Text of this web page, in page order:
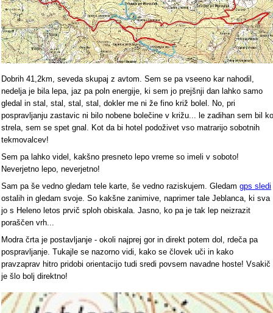
Dobrih 41,2km, seveda skupaj z avtom. Sem se pa vseeno kar nahodil,
nedelja je bila lepa, jaz pa poln energije, ki sem jo prejšnji dan lahko samo
gledal in stal, stal, stal, stal, dokler me ni že fino križ bolel. No, pri
pospravljanju zastavic ni bilo nobene bolečine v križu... le zadihan sem bil ko
strela, sem se spet gnal. Kot da bi hotel podoživet vso matrarijo sobotnih
tekmovalcev!
Sem pa lahko videl, kakšno presneto lepo vreme so imeli v soboto!
Neverjetno lepo, neverjetno!
Sam pa še vedno gledam tele karte, še vedno raziskujem. Gledam gps sledi
ostalih in gledam svoje. So kakšne zanimive, naprimer tale Jeblanca, ki sva
jo s Heleno letos prvič sploh obiskala. Jasno, ko pa je tak lep neizrazit
poraščen vrh...
Modra črta je postavljanje - okoli najprej gor in direkt potem dol, rdeča pa
pospravljanje. Tukajle se nazorno vidi, kako se človek uči in kako
pravzaprav hitro pridobi orientacijo tudi sredi povsem navadne hoste! Vsakič
je šlo bolj direktno!